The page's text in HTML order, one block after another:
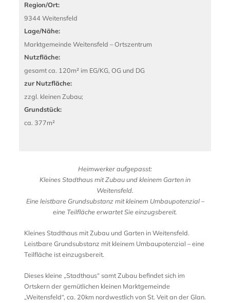
Region/Ort:
9344 Weitensfeld
Lage/Nähe:
Marktgemeinde Weitensfeld – Ortszentrum
Nutzfläche:
gesamt ca. 120m² im EG/KG, OG und DG
zur Nutzfläche:
zzgl. kleinen Zubau;
Grundstück:
ca. 377m²
Heimwerker aufgepasst:
Kleines Stadthaus mit Zubau und kleinem Garten in
Weitensfeld.
Eine leistbare Grundsubstanz mit kleinem Umbaupotenzial –
eine Teilfläche erwartet Sie einzugsbereit.
Kleines Stadthaus mit Zubau und Garten in Weitensfeld.
Leistbare Grundsubstanz mit kleinem Umbaupotenzial – eine
Teilfläche ist einzugsbereit.
Dieses kleine „Stadthaus“ samt Zubau befindet sich im
Ortskern der gemütlichen kleinen Marktgemeinde
„Weitensfeld“, ca. 20km nordwestlich von St. Veit an der Glan.